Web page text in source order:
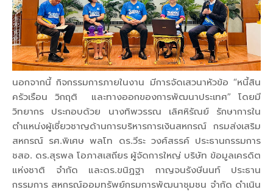
นอกจากนี้ กิจกรรมการภายในงาน มีการจัดเสวนาหัวข้อ “หนี้สิน
ครัวเรือน วิกฤติ และทางออกของการพัฒนาประเทศ” โดยมี
วิทยากร ประกอบด้วย นางทิพวรรณ เลิศหิรัณย์ รักษาการใน
ตำแหน่งผู้เชี่ยวชาญด้านการบริหารการเงินสหกรณ์ กรมส่งเสริม
สหกรณ์ รศ.พิเศษ พลโท ดร.วีระ วงศ์สรรค์ ประธานกรรมการ
ชสอ. ดร.สุรพล โอภาสเสถียร ผู้จัดการใหญ่ บริษัท ข้อมูลเครดิต
แห่งชาติ จำกัด และดร.ขนิฏฐา กาญจนรังษีนนท์ ประธาน
กรรมการ สหกรณ์ออมทรัพย์กรมการพัฒนาชุมชน จำกัด ดำเนิน